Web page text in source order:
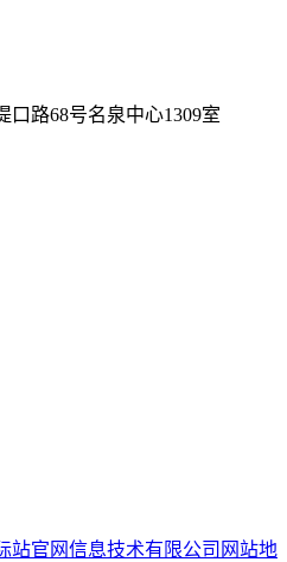
口路68号名泉中心1309室
站官网信息技术有限公司 网站地